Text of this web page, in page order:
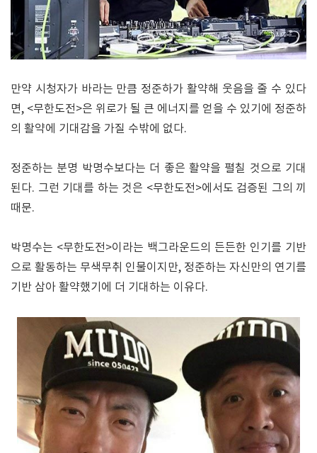
만약 시청자가 바라는 만큼 정준하가 활약해 웃음을 줄 수 있다
면, <무한도전>은 위로가 될 큰 에너지를 얻을 수 있기에 정준하
의 활약에 기대감을 가질 수밖에 없다.
정준하는 분명 박명수보다는 더 좋은 활약을 펼칠 것으로 기대
된다. 그런 기대를 하는 것은 <무한도전>에서도 검증된 그의 끼
때문.
박명수는 <무한도전>이라는 백그라운드의 든든한 인기를 기반
으로 활동하는 무색무취 인물이지만, 정준하는 자신만의 연기를
기반 삼아 활약했기에 더 기대하는 이유다.